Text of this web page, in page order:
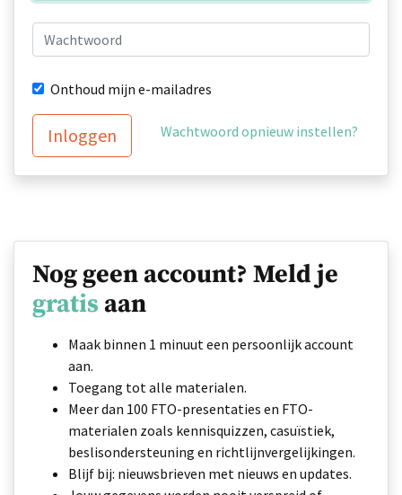
Onthoud mijn e-mailadres
Inloggen Wachtwoord opnieuw instellen?
Nog geen account? Meld je
gratis aan
Maak binnen 1 minuut een persoonlijk account
aan.
Toegang tot alle materialen.
Meer dan 100 FTO-presentaties en FTO-
materialen zoals kennisquizzen, casuïstiek,
beslisondersteuning en richtlijnvergelijkingen.
Blijf bij: nieuwsbrieven met nieuws en updates.